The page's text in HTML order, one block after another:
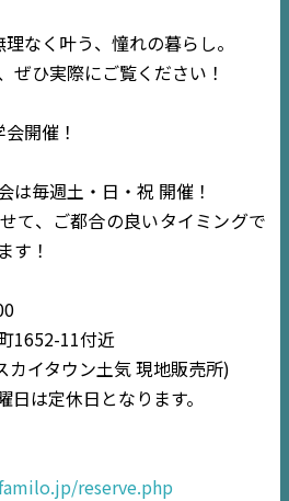
なく叶う、憧れの暮らし。
ぜひ実際にご覧ください！
開催！
は毎週土・日・祝 開催！
て、ご都合の良いタイミングで
す！
1652-11付近
イタウン土気 現地販売所)
は定休日となります。
reserve.php